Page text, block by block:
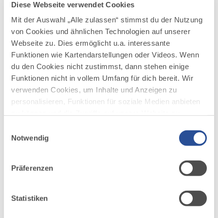
Diese Webseite verwendet Cookies
Mit der Auswahl „Alle zulassen“ stimmst du der Nutzung
von Cookies und ähnlichen Technologien auf unserer
Webseite zu. Dies ermöglicht u.a. interessante
Funktionen wie Kartendarstellungen oder Videos. Wenn
du den Cookies nicht zustimmst, dann stehen einige
Funktionen nicht in vollem Umfang für dich bereit. Wir
verwenden Cookies, um Inhalte und Anzeigen zu
personalisieren, Funktionen für soziale Medien anbieten
deiner Verwendung unserer Website an unsere Partner
möglicherweise mit weiteren Daten zusammen, die du
Nutzung der Dienste gesammelt haben.
Notwendig
Präferenzen
Statistiken
DAZU PASSEND
Ähnliche
Veranstaltungen
mehr
dazu